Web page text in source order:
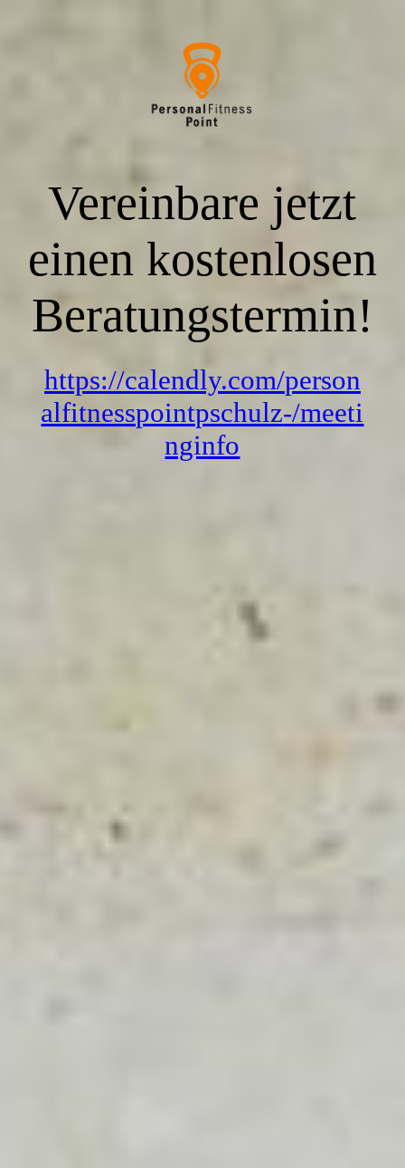
Vereinbare jetzt
einen kostenlosen
Beratungstermin!
https://calendly.com/person
alfitnesspointpschulz-/meeti
nginfo
MEIN ANGEBOT
GALERIE
GÄSTEBUCH
KONTAKT